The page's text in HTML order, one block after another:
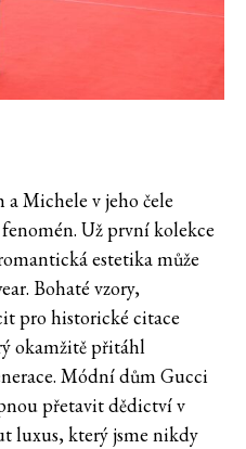
Michele v jeho čele
Už první kolekce
estetika může
Bohaté vzory,
pro historické citace
okamžitě přitáhl
Módní dům Gucci
přetavit dědictví v
luxus, který jsme nikdy